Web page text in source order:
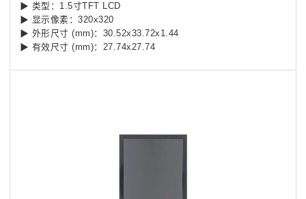
▶ 类型：1.5寸TFT LCD
▶ 显示像素：320x320
▶ 外形尺寸 (mm)：30.52x33.72x1.44
▶ 有效尺寸 (mm)：27.74x27.74